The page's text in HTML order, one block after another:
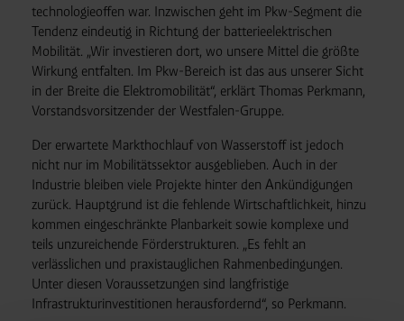
technologieoffen war. Inzwischen geht im Pkw-Segment die
Tendenz eindeutig in Richtung der batterieelektrischen
Mobilität. „Wir investieren dort, wo unsere Mittel die größte
Wirkung entfalten. Im Pkw-Bereich ist das aus unserer Sicht
in der Breite die Elektromobilität“, erklärt Thomas Perkmann,
Vorstandsvorsitzender der Westfalen-Gruppe.
Der erwartete Markthochlauf von Wasserstoff ist jedoch
nicht nur im Mobilitätssektor ausgeblieben. Auch in der
Industrie bleiben viele Projekte hinter den Ankündigungen
zurück. Hauptgrund ist die fehlende Wirtschaftlichkeit, hinzu
kommen eingeschränkte Planbarkeit sowie komplexe und
teils unzureichende Förderstrukturen. „Es fehlt an
verlässlichen und praxistauglichen Rahmenbedingungen.
Unter diesen Voraussetzungen sind langfristige
Infrastrukturinvestitionen herausfordernd“, so Perkmann.